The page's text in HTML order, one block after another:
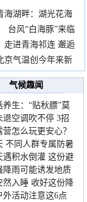
彩云
海湖畔：湖光花海
台风“白海豚”来临
走进青海祁连 邂逅
京气温创今年来新
气候趣闻
养生：“贴秋膘”莫
清暑再防燥
退空调吹不停 3招
颈不酸痛
营怎么玩更安心？
略请收好
不同人群专属防暑
收好
遇积水倒灌 这份避
请收好
降雨可能诱发地质
些前兆要知道
然入睡 收好这份降
士
外活动注意这6点